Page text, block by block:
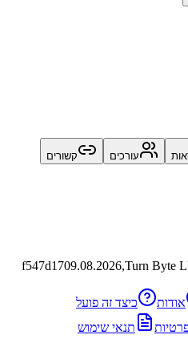
עורכים קשורים
f547d1709.08.2026,
כיצד זה פועל
תנאי שימוש